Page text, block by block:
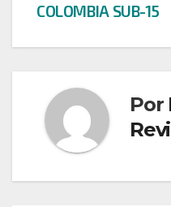
COLOMBIA SUB-15
Por